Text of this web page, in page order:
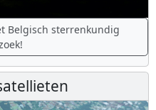
Belgisch sterrenkundig